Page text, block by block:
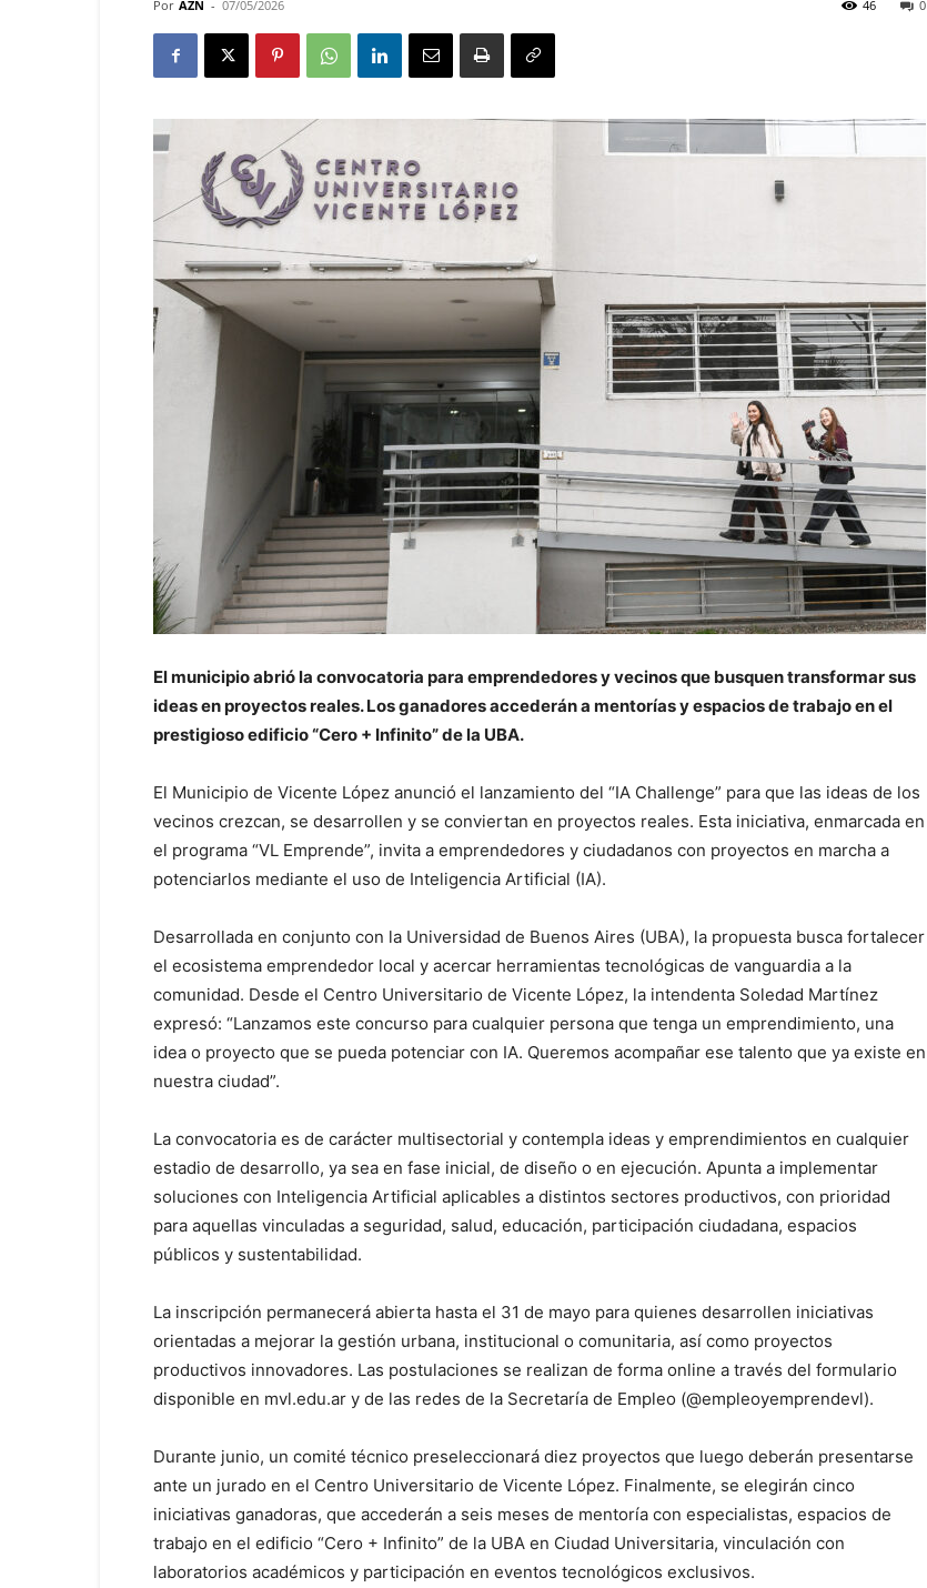
Por AZN - 07/05/2026 0
46
El municipio abrió la convocatoria para emprendedores y vecinos que busquen transformar sus
ideas en proyectos reales. Los ganadores accederán a mentorías y espacios de trabajo en el
prestigioso edificio “Cero + Infinito” de la UBA.
El Municipio de Vicente López anunció el lanzamiento del “IA Challenge” para que las ideas de los
vecinos crezcan, se desarrollen y se conviertan en proyectos reales. Esta iniciativa, enmarcada en
el programa “VL Emprende”, invita a emprendedores y ciudadanos con proyectos en marcha a
potenciarlos mediante el uso de Inteligencia Artificial (IA).
Desarrollada en conjunto con la Universidad de Buenos Aires (UBA), la propuesta busca fortalecer
el ecosistema emprendedor local y acercar herramientas tecnológicas de vanguardia a la
comunidad. Desde el Centro Universitario de Vicente López, la intendenta Soledad Martínez
expresó: “Lanzamos este concurso para cualquier persona que tenga un emprendimiento, una
idea o proyecto que se pueda potenciar con IA. Queremos acompañar ese talento que ya existe en
nuestra ciudad”.
La convocatoria es de carácter multisectorial y contempla ideas y emprendimientos en cualquier
estadio de desarrollo, ya sea en fase inicial, de diseño o en ejecución. Apunta a implementar
soluciones con Inteligencia Artificial aplicables a distintos sectores productivos, con prioridad
para aquellas vinculadas a seguridad, salud, educación, participación ciudadana, espacios
públicos y sustentabilidad.
La inscripción permanecerá abierta hasta el 31 de mayo para quienes desarrollen iniciativas
orientadas a mejorar la gestión urbana, institucional o comunitaria, así como proyectos
productivos innovadores. Las postulaciones se realizan de forma online a través del formulario
disponible en mvl.edu.ar y de las redes de la Secretaría de Empleo (@empleoyemprendevl).
Durante junio, un comité técnico preseleccionará diez proyectos que luego deberán presentarse
ante un jurado en el Centro Universitario de Vicente López. Finalmente, se elegirán cinco
iniciativas ganadoras, que accederán a seis meses de mentoría con especialistas, espacios de
trabajo en el edificio “Cero + Infinito” de la UBA en Ciudad Universitaria, vinculación con
laboratorios académicos y participación en eventos tecnológicos exclusivos.